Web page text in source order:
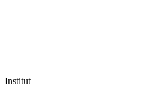
Institut